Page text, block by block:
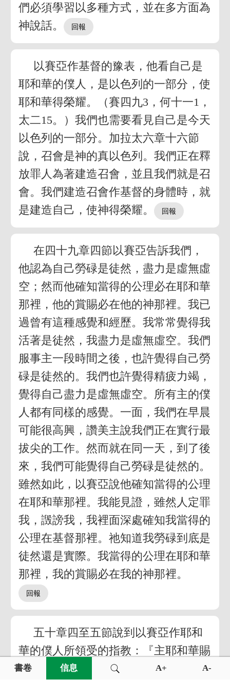
們必須學習以多種方式，並在多方面為
神說話。
以賽亞作基督的豫表，他看自己是
耶和華的僕人，是以色列的一部分，使
耶和華得榮耀。（賽四九3，何十一1，
太二15。）我們也需要看見自己是今天
以色列的一部分。加拉太六章十六節
說，召會是神的真以色列。我們正在釋
放罪人為著建造召會，並且我們就是召
會。我們建造召會作基督的身體時，就
是建造自己，使神得榮耀。
在四十九章四節以賽亞告訴我們，
他認為自己勞碌是徒然，盡力是虛無虛
空；然而他確知當得的公理必在耶和華
那裡，他的賞賜必在他的神那裡。我已
過曾有這種感覺和經歷。我常常覺得我
活著是徒然，我盡力是虛無虛空。我們
服事主一段時間之後，也許覺得自己勞
碌是徒然的。我們也許覺得精疲力竭，
覺得自己盡力是虛無虛空。所有主的僕
人都有同樣的感覺。一面，我們在早晨
可能很高興，讚美主說我們正在實行最
拔尖的工作。然而就在同一天，到了後
來，我們可能覺得自己勞碌是徒然的。
雖然如此，以賽亞說他確知當得的公理
在耶和華那裡。我能見證，雖然人定罪
我，譭謗我，我裡面深處確知我當得的
公理在基督那裡。祂知道我勞碌到底是
徒然還是實際。我當得的公理在耶和華
那裡，我的賞賜必在我的神那裡。
五十章四至五節說到以賽亞作耶和
華的僕人所領受的指教：『主耶和華賜
我受教者的舌頭，使我知道怎樣用言語
書卷 信息 A+ A-